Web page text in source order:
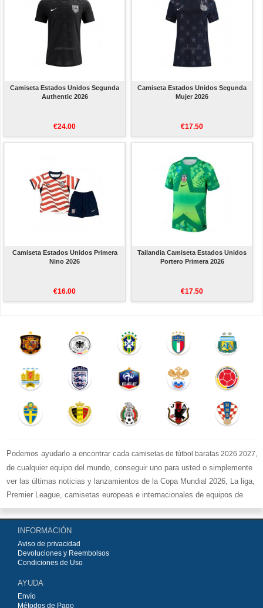
Camiseta Estados Unidos Segunda
Authentic 2026
€24.00
Camiseta Estados Unidos Segunda
Mujer 2026
€17.50
Camiseta Estados Unidos Primera
Nino 2026
€16.00
Tailandia Camiseta Estados Unidos
Portero Primera 2026
€17.50
Podemos ayudarlo a encontrar cada camisetas de fútbol baratas 2026 2027,
de cualquier equipo del mundo, conseguir uno para usted o simplemente
ver las últimas noticias y lanzamientos de la Copa Mundial 2026, La liga,
Premier League, camisetas europeas e internacionales de equipos de
fútbol y kits.
Comprecamisetas de fútbol baratas replicasen la tienda deportiva
más grande de Europa. ¡Grandes ofertas en todas las camisetas del club
de fútbol, ​​kits europeos e internacionales, todo a los precios más bajos!
Compre nuestra gran selección de
INFORMACIÓN
Aviso de privacidad
Devoluciones y Reembolsos
Condiciones de Uso
AYUDA
Envío
Métodos de Pago